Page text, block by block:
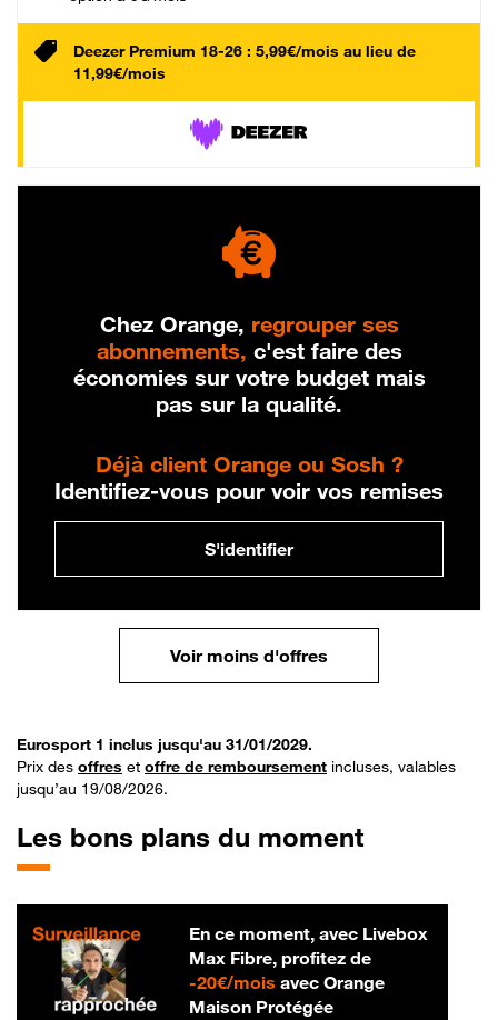
Deezer Premium 18-26 : 5,99€/mois au lieu de
11,99€/mois
Chez Orange, regrouper ses
abonnements, c'est faire des
économies sur votre budget mais
pas sur la qualité.
Déjà client Orange ou Sosh ?
Identifiez-vous pour voir vos remises
S'identifier
Voir moins d'offres
Eurosport 1 inclus jusqu'au 31/01/2029.
Prix des offres et offre de remboursement incluses, valables
jusqu’au 19/08/2026.
Les bons plans du moment
En ce moment, avec Livebox
Max Fibre, profitez de
-20€/mois20 € par mois
avec Orange
Maison Protégée